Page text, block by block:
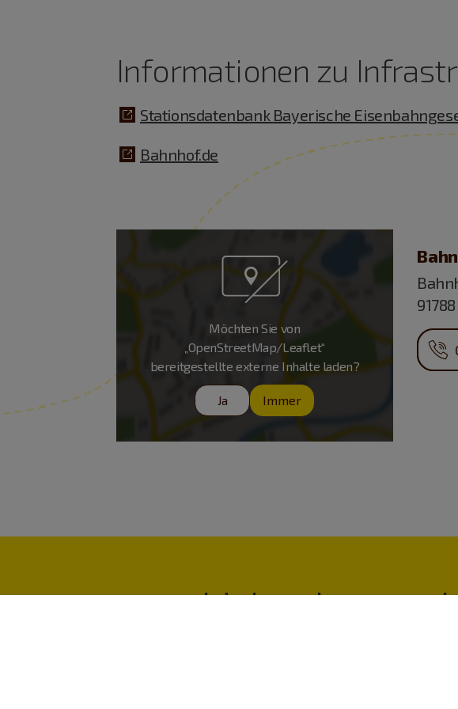
Informationen zu
Stationsdatenbank Bayerische
Bahnhof.de
Möchten Sie von
„OpenStreetMap/Leaflet“
bereitgestellte externe Inhalte laden?
Ja Immer
Urlaub